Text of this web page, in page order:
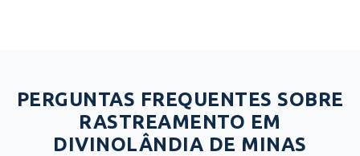
PERGUNTAS FREQUENTES SOBRE
RASTREAMENTO EM
DIVINOLÂNDIA DE MINAS